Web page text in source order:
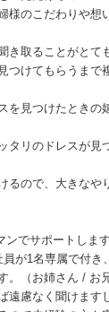
様のこだわりや想
き取ることがとて
つけてもらうまで
を見つけたときの
タリのドレスが見
るので、大きなや
ンでサポートしま
が1名専属で付き、
。（お姉さん / お
遠慮なく聞けます